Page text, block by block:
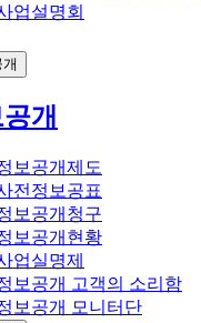
업설명회
개
보공개제도
전정보공표
보공개청구
보공개현황
업실명제
보공개 고객의 소리함
보공개 모니터단